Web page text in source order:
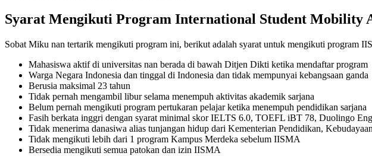
Syarat Mengikuti Program International Student Mobility
Sobat Miku nan tertarik mengikuti program ini, berikut adalah syarat untuk mengikuti program
Mahasiswa aktif di universitas nan berada di bawah Ditjen Dikti ketika mendaftar program
Warga Negara Indonesia dan tinggal di Indonesia dan tidak mempunyai kebangsaan ganda
Berusia maksimal 23 tahun
Tidak pernah mengambil libur selama menempuh aktivitas akademik sarjana
Belum pernah mengikuti program pertukaran pelajar ketika menempuh pendidikan sarjana
Fasih berkata inggri dengan syarat minimal skor IELTS 6.0, TOEFL iBT 78, Duolingo
Tidak menerima danasiwa alias tunjangan hidup dari Kementerian Pendidikan,
Tidak mengikuti lebih dari 1 program Kampus Merdeka sebelum IISMA
Bersedia mengikuti semua patokan dan izin IISMA